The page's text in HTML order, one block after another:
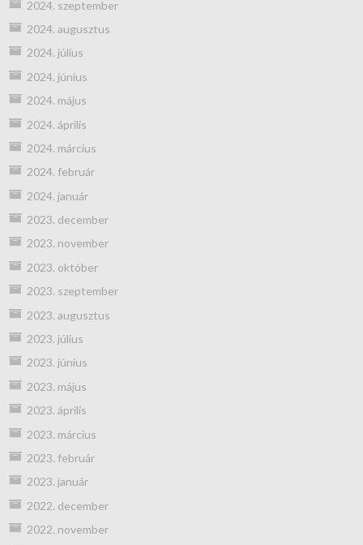
2024. szeptember
2024. augusztus
2024. július
2024. június
2024. május
2024. április
2024. március
2024. február
2024. január
2023. december
2023. november
2023. október
2023. szeptember
2023. augusztus
2023. július
2023. június
2023. május
2023. április
2023. március
2023. február
2023. január
2022. december
2022. november